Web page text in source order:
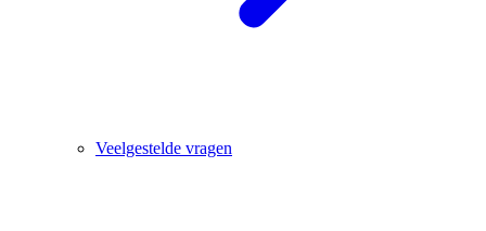
Veelgestelde vragen